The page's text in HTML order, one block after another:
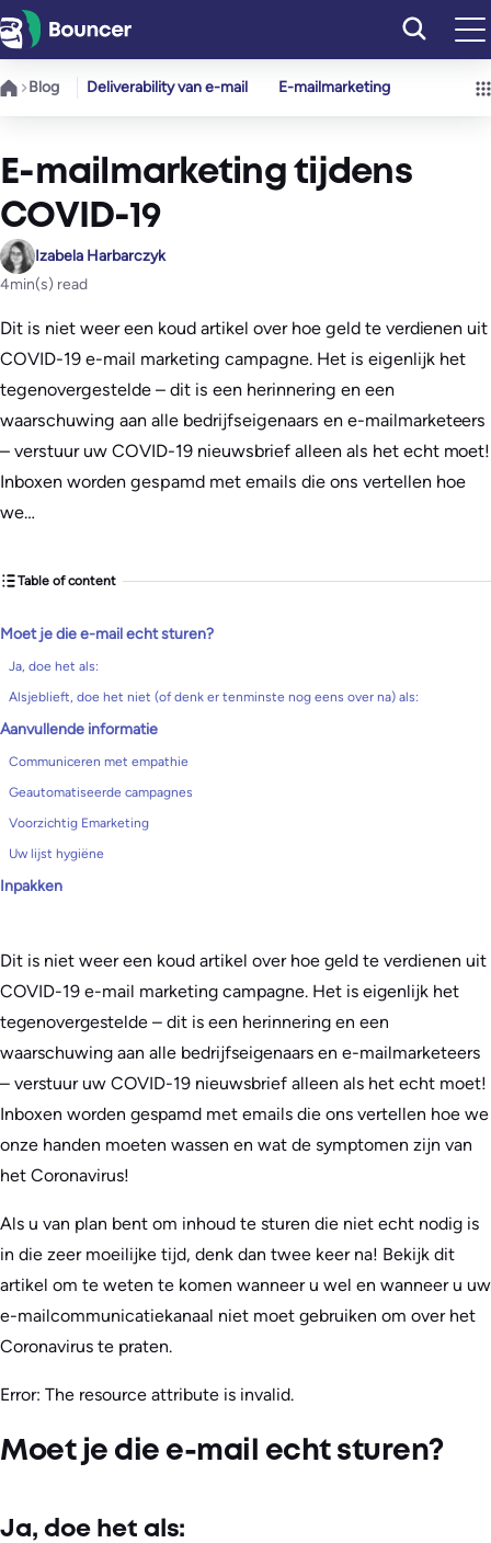
Ga
naar
de
Blog Deliverability van e-mail E-mailmarketing
E-mailmarketing tijdens
COVID-19
Izabela Harbarczyk
4min(s) read
Dit is niet weer een koud artikel over hoe geld te verdienen uit
COVID-19 e-mail marketing campagne. Het is eigenlijk het
tegenovergestelde – dit is een herinnering en een
waarschuwing aan alle bedrijfseigenaars en e-mailmarketeers
– verstuur uw COVID-19 nieuwsbrief alleen als het echt moet!
Inboxen worden gespamd met emails die ons vertellen hoe
we…
Table of content
Moet je die e-mail echt sturen?
Ja, doe het als:
Alsjeblieft, doe het niet (of denk er tenminste nog eens over na) als:
Aanvullende informatie
Communiceren met empathie
Geautomatiseerde campagnes
Voorzichtig Emarketing
Uw lijst hygiëne
Inpakken
Dit is niet weer een koud artikel over hoe geld te verdienen uit
COVID-19 e-mail marketing campagne. Het is eigenlijk het
tegenovergestelde – dit is een herinnering en een
waarschuwing aan alle bedrijfseigenaars en e-mailmarketeers
– verstuur uw COVID-19 nieuwsbrief alleen als het echt moet!
Inboxen worden gespamd met emails die ons vertellen hoe we
onze handen moeten wassen en wat de symptomen zijn van
het Coronavirus!
Als u van plan bent om inhoud te sturen die niet echt nodig is
in die zeer moeilijke tijd, denk dan twee keer na! Bekijk dit
artikel om te weten te komen wanneer u wel en wanneer u uw
e-mailcommunicatiekanaal niet moet gebruiken om over het
Coronavirus te praten.
Error: The resource attribute is invalid.
Moet je die e-mail echt sturen?
Ja, doe het als: